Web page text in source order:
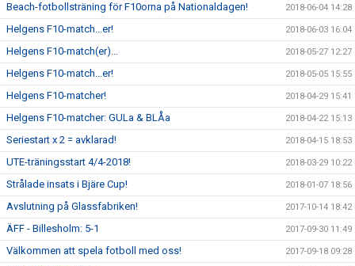
Beach-fotbollsträning för F10orna på Nationaldagen! 2018-06-04 14:28
Helgens F10-match...er! 2018-06-03 16:04
Helgens F10-match(er)... 2018-05-27 12:27
Helgens F10-match...er! 2018-05-05 15:55
Helgens F10-matcher! 2018-04-29 15:41
Helgens F10-matcher: GULa & BLÅa 2018-04-22 15:13
Seriestart x 2 = avklarad! 2018-04-15 18:53
UTE-träningsstart 4/4-2018! 2018-03-29 10:22
Strålade insats i Bjäre Cup! 2018-01-07 18:56
Avslutning på Glassfabriken! 2017-10-14 18:42
ÄFF - Billesholm: 5-1 2017-09-30 11:49
Välkommen att spela fotboll med oss! 2017-09-18 09:28